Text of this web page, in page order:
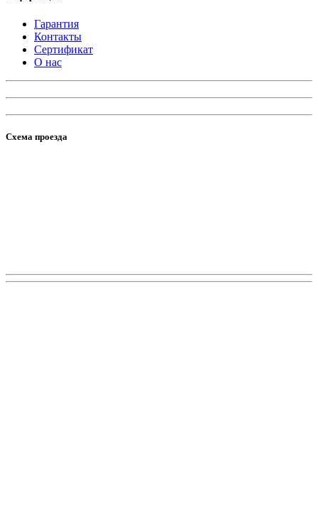
Гарантия
Контакты
Сертификат
О нас
Схема проезда